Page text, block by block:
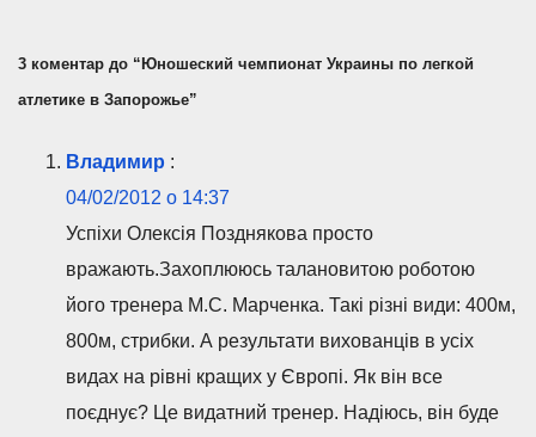
3 коментар до “Юношеский чемпионат Украины по легкой
атлетике в Запорожье”
Владимир :
04/02/2012 о 14:37
Успіхи Олексія Позднякова просто
вражають.Захоплююсь талановитою роботою
його тренера М.С. Марченка. Такі різні види: 400м,
800м, стрибки. А результати вихованців в усіх
видах на рівні кращих у Європі. Як він все
поєднує? Це видатний тренер. Надіюсь, він буде